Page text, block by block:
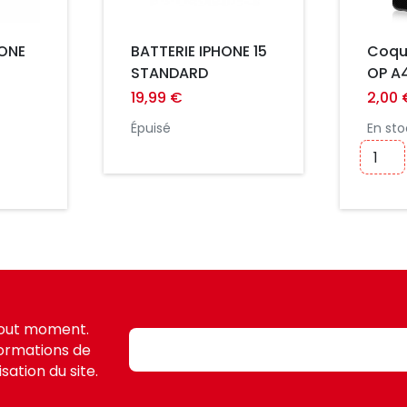
BATTERIE IPHONE 15
STANDARD
19,99 €
Épuisé
OP
2,00
En
moment.
de
du site.